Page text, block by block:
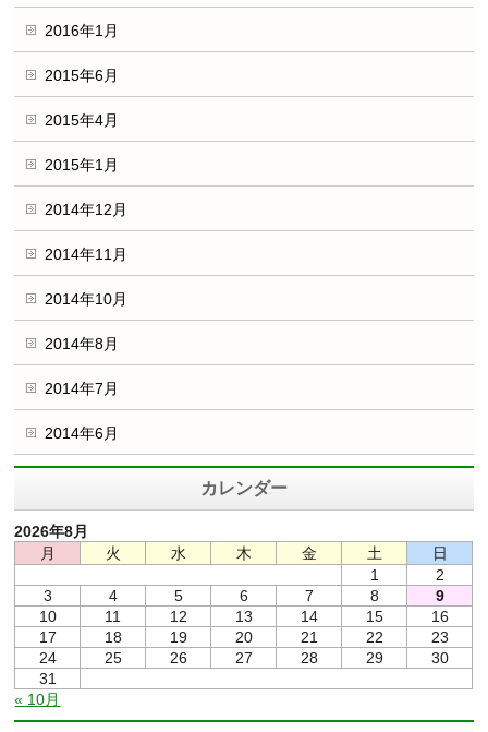
2016年1月
2015年6月
2015年4月
2015年1月
2014年12月
2014年11月
2014年10月
2014年8月
2014年7月
2014年6月
カレンダー
2026年8月
月
火 水 木 金 土
日
1
2
3
4 5 6 7 8
9
10
11 12 13 14 15
16
17
18 19 20 21 22
23
24
25 26 27 28 29
30
31
« 10月